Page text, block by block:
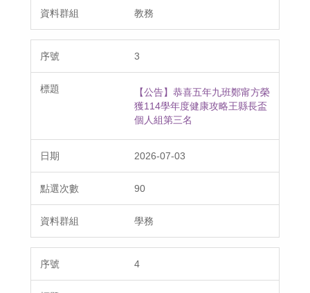
教務
3
【公告】恭喜五年九班鄭甯方榮
獲114學年度健康攻略王縣長盃
個人組第三名
2026-07-03
90
學務
4